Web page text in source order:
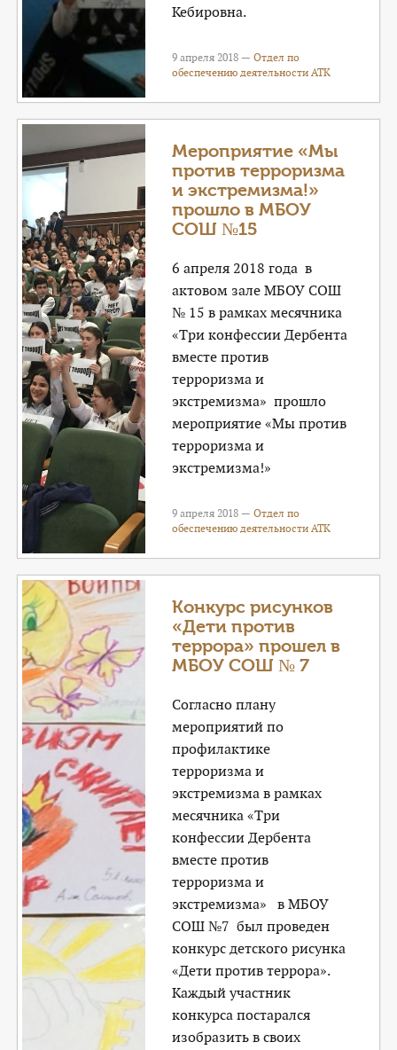
Кебировна.
9 апреля 2018 —Отдел по
обеспечению деятельности АТК
Мероприятие «Мы
против терроризма
и экстремизма!»
прошло в МБОУ
СОШ №15
6 апреля 2018 года в
актовом зале МБОУ СОШ
№ 15 в рамках месячника
«Три конфессии Дербента
вместе против
терроризма и
экстремизма» прошло
мероприятие «Мы против
терроризма и
экстремизма!»
9 апреля 2018 —Отдел по
обеспечению деятельности АТК
Конкурс рисунков
«Дети против
террора» прошел в
МБОУ СОШ № 7
Согласно плану
мероприятий по
профилактике
терроризма и
экстремизма в рамках
месячника «Три
конфессии Дербента
вместе против
терроризма и
экстремизма» в МБОУ
СОШ №7 был проведен
конкурс детского рисунка
«Дети против террора».
Каждый участник
конкурса постарался
изобразить в своих